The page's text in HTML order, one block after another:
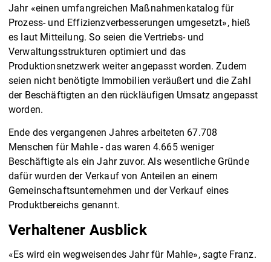
Jahr «einen umfangreichen Maßnahmenkatalog für
Prozess- und Effizienzverbesserungen umgesetzt», hieß
es laut Mitteilung. So seien die Vertriebs- und
Verwaltungsstrukturen optimiert und das
Produktionsnetzwerk weiter angepasst worden. Zudem
seien nicht benötigte Immobilien veräußert und die Zahl
der Beschäftigten an den rückläufigen Umsatz angepasst
worden.
Ende des vergangenen Jahres arbeiteten 67.708
Menschen für Mahle - das waren 4.665 weniger
Beschäftigte als ein Jahr zuvor. Als wesentliche Gründe
dafür wurden der Verkauf von Anteilen an einem
Gemeinschaftsunternehmen und der Verkauf eines
Produktbereichs genannt.
Verhaltener Ausblick
«Es wird ein wegweisendes Jahr für Mahle», sagte Franz.